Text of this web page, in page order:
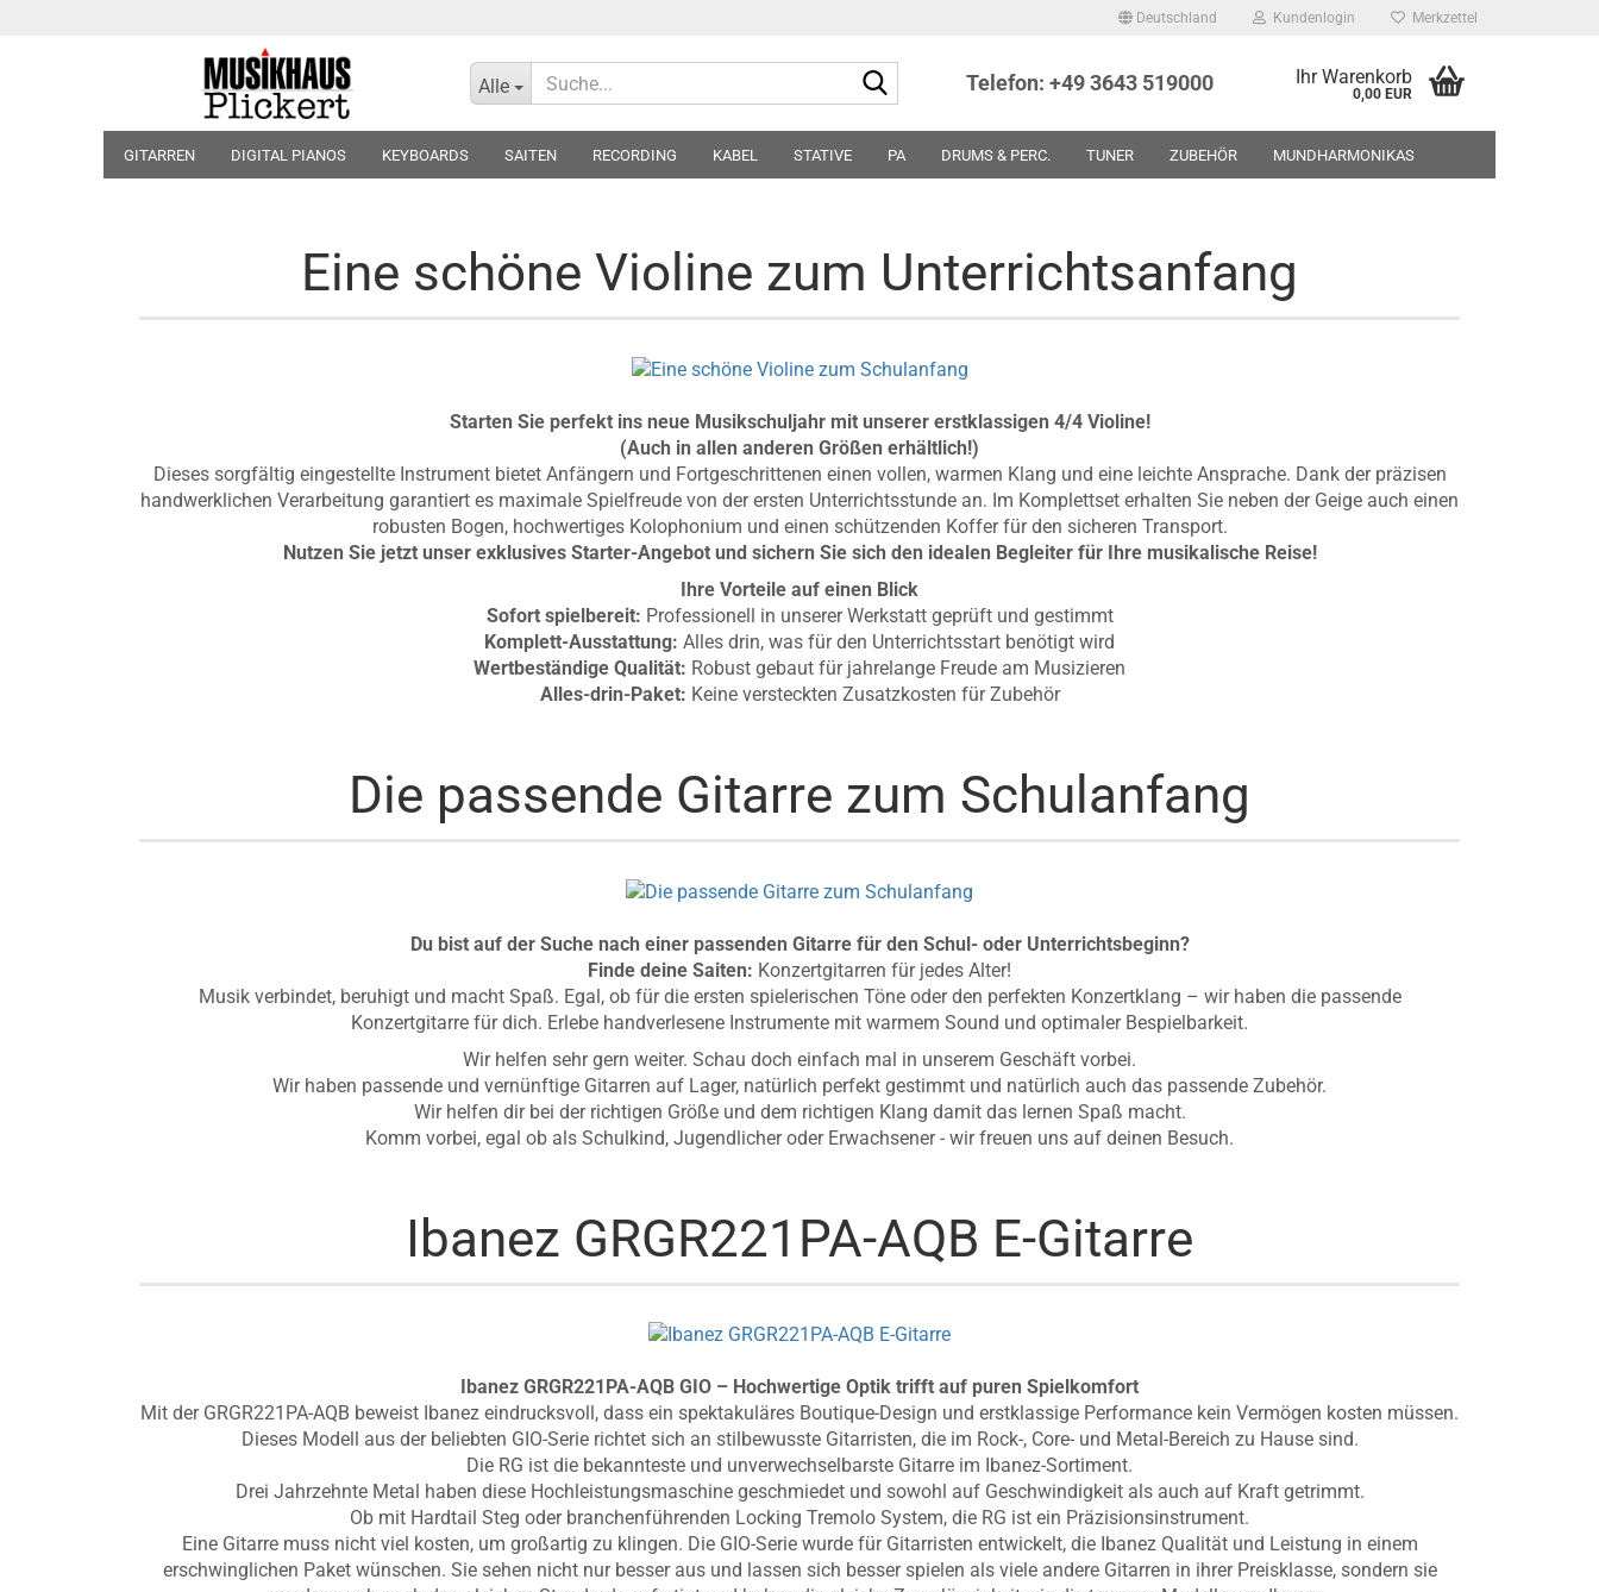
Deutschland Kundenlogin Merkzettel
Alle Telefon: +49 3643 519000 Ihr Warenkorb
0,00 EUR
GITARREN DIGITAL PIANOS KEYBOARDS SAITEN RECORDING KABEL STATIVE PA DRUMS & PERC. TUNER ZUBEHÖR MUNDHARMONIKAS
Eine schöne Violine zum Unterrichtsanfang
Starten Sie perfekt ins neue Musikschuljahr mit unserer erstklassigen 4/4 Violine!
(Auch in allen anderen Größen erhältlich!)
Dieses sorgfältig eingestellte Instrument bietet Anfängern und Fortgeschrittenen einen vollen, warmen Klang und eine leichte Ansprache. Dank der präzisen
handwerklichen Verarbeitung garantiert es maximale Spielfreude von der ersten Unterrichtsstunde an. Im Komplettset erhalten Sie neben der Geige auch einen
robusten Bogen, hochwertiges Kolophonium und einen schützenden Koffer für den sicheren Transport.
Nutzen Sie jetzt unser exklusives Starter-Angebot und sichern Sie sich den idealen Begleiter für Ihre musikalische Reise!
Ihre Vorteile auf einen Blick
Sofort spielbereit: Professionell in unserer Werkstatt geprüft und gestimmt
Komplett-Ausstattung: Alles drin, was für den Unterrichtsstart benötigt wird
Wertbeständige Qualität: Robust gebaut für jahrelange Freude am Musizieren
Alles-drin-Paket: Keine versteckten Zusatzkosten für Zubehör
Die passende Gitarre zum Schulanfang
Du bist auf der Suche nach einer passenden Gitarre für den Schul- oder Unterrichtsbeginn?
Finde deine Saiten: Konzertgitarren für jedes Alter!
Musik verbindet, beruhigt und macht Spaß. Egal, ob für die ersten spielerischen Töne oder den perfekten Konzertklang – wir haben die passende
Konzertgitarre für dich. Erlebe handverlesene Instrumente mit warmem Sound und optimaler Bespielbarkeit.
Wir helfen sehr gern weiter. Schau doch einfach mal in unserem Geschäft vorbei.
Wir haben passende und vernünftige Gitarren auf Lager, natürlich perfekt gestimmt und natürlich auch das passende Zubehör.
Wir helfen dir bei der richtigen Größe und dem richtigen Klang damit das lernen Spaß macht.
Komm vorbei, egal ob als Schulkind, Jugendlicher oder Erwachsener - wir freuen uns auf deinen Besuch.
Ibanez GRGR221PA-AQB E-Gitarre
Ibanez GRGR221PA-AQB GIO – Hochwertige Optik trifft auf puren Spielkomfort
Mit der GRGR221PA-AQB beweist Ibanez eindrucksvoll, dass ein spektakuläres Boutique-Design und erstklassige Performance kein Vermögen kosten müssen.
Dieses Modell aus der beliebten GIO-Serie richtet sich an stilbewusste Gitarristen, die im Rock-, Core- und Metal-Bereich zu Hause sind.
Die RG ist die bekannteste und unverwechselbarste Gitarre im Ibanez-Sortiment.
Drei Jahrzehnte Metal haben diese Hochleistungsmaschine geschmiedet und sowohl auf Geschwindigkeit als auch auf Kraft getrimmt.
Ob mit Hardtail Steg oder branchenführenden Locking Tremolo System, die RG ist ein Präzisionsinstrument.
Eine Gitarre muss nicht viel kosten, um großartig zu klingen. Die GIO-Serie wurde für Gitarristen entwickelt, die Ibanez Qualität und Leistung in einem
erschwinglichen Paket wünschen. Sie sehen nicht nur besser aus und lassen sich besser spielen als viele andere Gitarren in ihrer Preisklasse, sondern sie